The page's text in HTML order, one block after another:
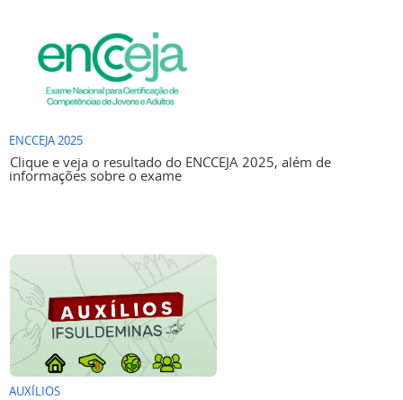
ENCCEJA 2025
Clique e veja o resultado do ENCCEJA 2025, além de
informações sobre o exame
AUXÍLIOS